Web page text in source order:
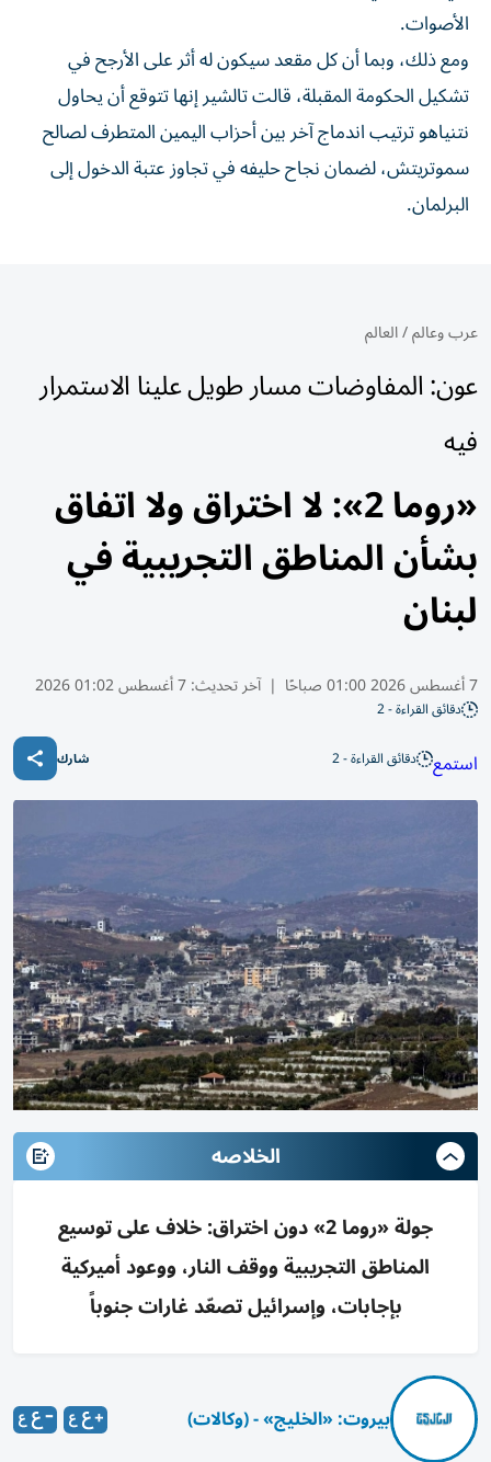
الأصوات.
ومع ذلك، وبما أن كل مقعد سيكون له أثر على الأرجح في
تشكيل الحكومة المقبلة، قالت تالشير إنها تتوقع أن يحاول
نتنياهو ترتيب اندماج آخر بين أحزاب اليمين المتطرف لصالح
سموتريتش، لضمان ⁠نجاح حليفه في تجاوز عتبة الدخول إلى
البرلمان.
عرب وعالم/العالم
عون: المفاوضات مسار طويل علينا الاستمرار
فيه
«روما 2»: لا اختراق ولا اتفاق
بشأن المناطق التجريبية في
لبنان
7 أغسطس 2026 01:00 صباحًا | آخر تحديث:7 أغسطس 01:02 2026
دقائق القراءة - 2
استمع دقائق القراءة - 2 شارك
الخلاصه
جولة «روما 2» دون اختراق: خلاف على توسيع
المناطق التجريبية ووقف النار، ووعود أميركية
بإجابات، وإسرائيل تصعّد غارات جنوباً
بيروت: «الخليج» - (وكالات)